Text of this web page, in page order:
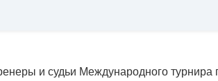
и судьи Международного турнира